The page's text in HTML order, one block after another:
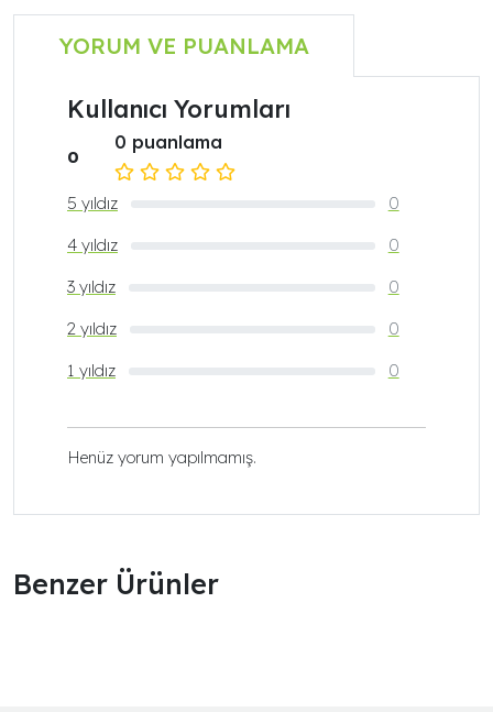
YORUM VE PUANLAMA
Kullanıcı Yorumları
0
0 puanlama
5 yıldız
0
4 yıldız
0
3 yıldız
0
2 yıldız
0
1 yıldız
0
Henüz yorum yapılmamış.
Benzer Ürünler